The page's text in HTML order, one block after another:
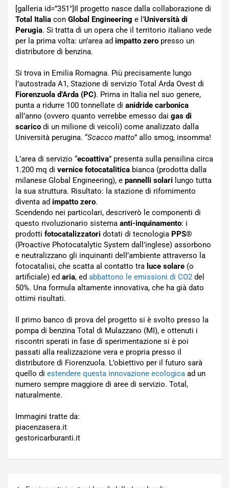
[galleria id=”351″]Il progetto nasce dalla collaborazione di
Total Italia con Global Engineering e l’Università di
Perugia. Si tratta di un opera che il territorio italiano vede
per la prima volta: un’area ad impatto zero presso un
distributore di benzina.
Si trova in Emilia Romagna. Più precisamente lungo
l’autostrada A1, Stazione di servizio Total Arda Ovest di
Fiorenzuola d’Arda (PC). Prima in Italia nel suo genere,
punta a ridurre 100 tonnellate di anidride carbonica
all’anno (ovvero quanto verrebbe emesso dai gas di
scarico di un milione di veicoli) come analizzato dalla
Università perugina. “Scacco matto” allo smog, insomma!
L’area di servizio “ecoattiva” presenta sulla pensilina circa
1.200 mq di vernice fotocatalitica bianca (prodotta dalla
milanese Global Engineering), e pannelli solari lungo tutta
la sua struttura. Risultato: la stazione di rifornimento
diventa ad impatto zero.
Scendendo nei particolari, descriverò le componenti di
questo rivoluzionario sistema anti-inquinamento: i
prodotti fotocatalizzatori dotati di tecnologia PPS®
(Proactive Photocatalytic System dall’inglese) assorbono
e neutralizzano gli inquinanti dell’ambiente attraverso la
fotocatalisi, che scatta al contatto tra luce solare (o
artificiale) ed aria, ed abbattono le emissioni di CO2 del
50%. Una formula altamente innovativa, che ha già dato
ottimi risultati.
Il primo banco di prova del progetto si è svolto presso la
pompa di benzina Total di Mulazzano (MI), e ottenuti i
riscontri sperati in fase di sperimentazione si è poi
passati alla realizzazione vera e propria presso il
distributore di Fiorenzuola. L’obiettivo per il futuro sarà
quello di estendere questa innovazione ecologica ad un
numero sempre maggiore di aree di servizio. Total,
naturalmente.
Immagini tratte da:
piacenzasera.it
gestoricarburanti.it